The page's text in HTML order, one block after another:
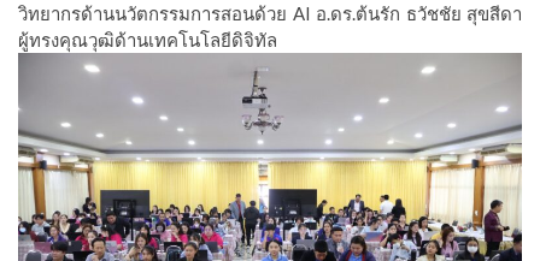
วิทยากรด้านนวัตกรรมการสอนด้วย AI อ.ดร.ต้นรัก ธวัชชัย สุขสีดา
ผู้ทรงคุณวุฒิด้านเทคโนโลยีดิจิทัล